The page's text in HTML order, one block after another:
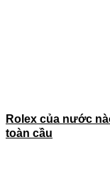
Rolex của nước
toàn cầu